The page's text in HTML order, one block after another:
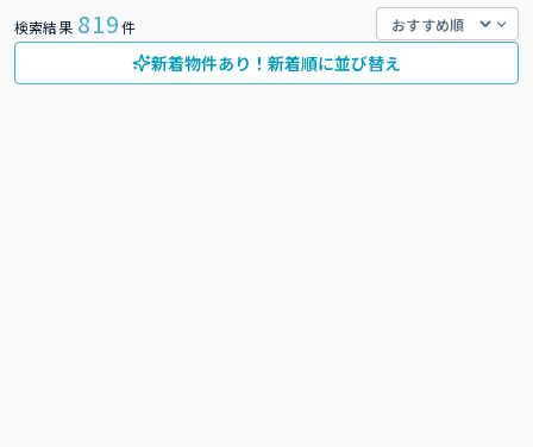
検索結果 819件
新着物件あり！新着順に並び替え